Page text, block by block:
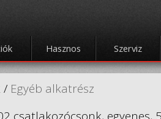
Hasznos Szerviz
/ Egyéb alkatrész